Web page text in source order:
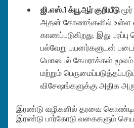
ஜி.எஸ்.1 க்யூஆர் குறியீடு
அதன் கோணங்களில் உள்ள
காணப்படுகிறது. இது பரப்பு
பல்வேறு பயனர்களுடன்
மொபைல் கேமராக்கள்
மற்றும்
விசேஷங்களுக்கு அதிக
இரண்டு வழிகளில் தரவை
இரண்டு பார்கோடு வகைகளும்